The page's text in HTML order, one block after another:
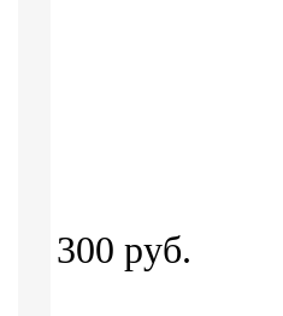
300 руб.